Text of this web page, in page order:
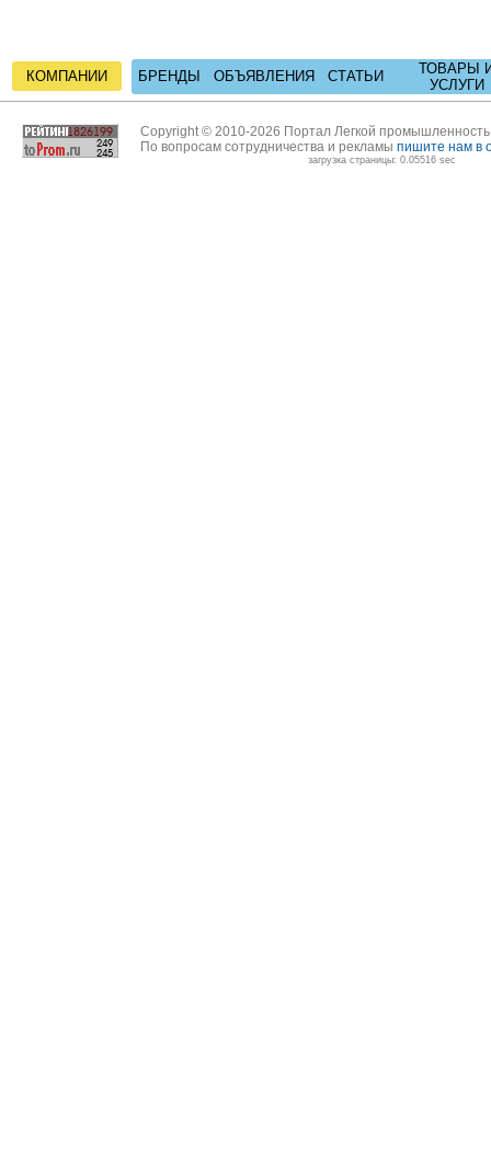
КОМПАНИИ БРЕНДЫ ОБЪЯВЛЕНИЯ СТАТЬИ
ТОВАРЫ
УСЛУГИ
Copyright © 2010-2026 Портал Легкой
По вопросам сотрудничества и рекламы пишите нам в
загрузка страницы: 0.05516 sec